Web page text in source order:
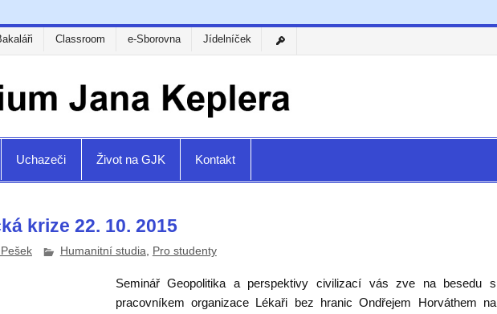
Classroom e-Sborovna Jídelníček
Uchazeči Život na GJK Kontakt
krize 22. 10. 2015
Humanitní studia, Pro studenty
Seminář Geopolitika a perspektivy civilizací vás zve na besedu s
pracovníkem organizace Lékaři bez hranic Ondřejem Horváthem na